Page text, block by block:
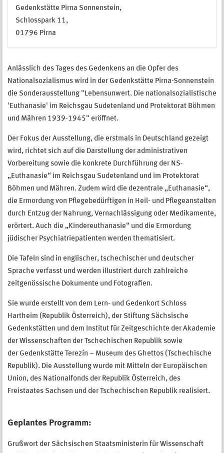
Gedenkstätte Pirna Sonnenstein,
Schlosspark 11,
01796 Pirna
Anlässlich des Tages des Gedenkens an die Opfer des
Nationalsozialismus wird in der Gedenkstätte Pirna-Sonnenstein
die Sonderausstellung "Lebensunwert. Die nationalsozialistische
'Euthanasie' im Reichsgau Sudetenland und Protektorat Böhmen
und Mähren 1939-1945" eröffnet.
Der Fokus der Ausstellung, die erstmals in Deutschland gezeigt
wird, richtet sich auf die Darstellung der administrativen
Vorbereitung sowie die konkrete Durchführung der NS-
„Euthanasie“ im Reichsgau Sudetenland und im Protektorat
Böhmen und Mähren. Zudem wird die dezentrale „Euthanasie“,
die Ermordung von Pflegebedürftigen in Heil- und Pflegeanstalten
durch Entzug der Nahrung, Vernachlässigung oder Medikamente,
erörtert. Auch die „Kindereuthanasie“ und die Ermordung
jüdischer Psychiatriepatienten werden thematisiert.
Die Tafeln sind in englischer, tschechischer und deutscher
Sprache verfasst und werden illustriert durch zahlreiche
zeitgenössische Dokumente und Fotografien.
Sie wurde erstellt von dem Lern- und Gedenkort Schloss
Hartheim (Republik Österreich), der Stiftung Sächsische
Gedenkstätten und dem Institut für Zeitgeschichte der Akademie
der Wissenschaften der Tschechischen Republik sowie
der Gedenkstätte Terezín – Museum des Ghettos (Tschechische
Republik). Die Ausstellung wurde mit Mitteln der Europäischen
Union, des Nationalfonds der Republik Österreich, des
Freistaates Sachsen und der Tschechischen Republik realisiert.
Geplantes Programm:
Grußwort der Sächsischen Staatsministerin für Wissenschaft